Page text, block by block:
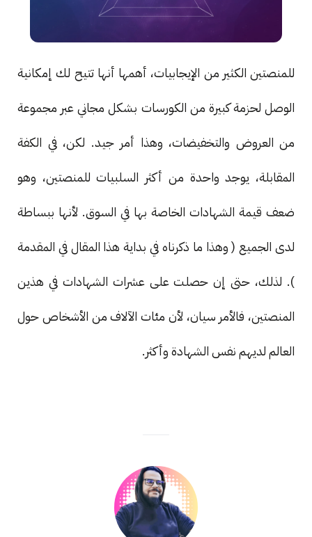
للمنصتين الكثير من الإيجابيات، أهمها أنها تتيح لك إمكانية
الوصل لحزمة كبيرة من الكورسات بشكل مجاني عبر مجموعة
من العروض والتخفيضات، وهذا أمر جيد. لكن، في الكفة
المقابلة، يوجد واحدة من أكثر السلبيات للمنصتين، وهو
ضعف قيمة الشهادات الخاصة بها في السوق. لأنها ببساطة
لدى الجميع ( وهذا ما ذكرناه في بداية هذا المقال في المقدمة
). لذلك، حتى إن حصلت على عشرات الشهادات في هذين
المنصتين، فالأمر سيان، لأن مئات الآلاف من الأشخاص حول
العالم لديهم نفس الشهادة وأكثر.